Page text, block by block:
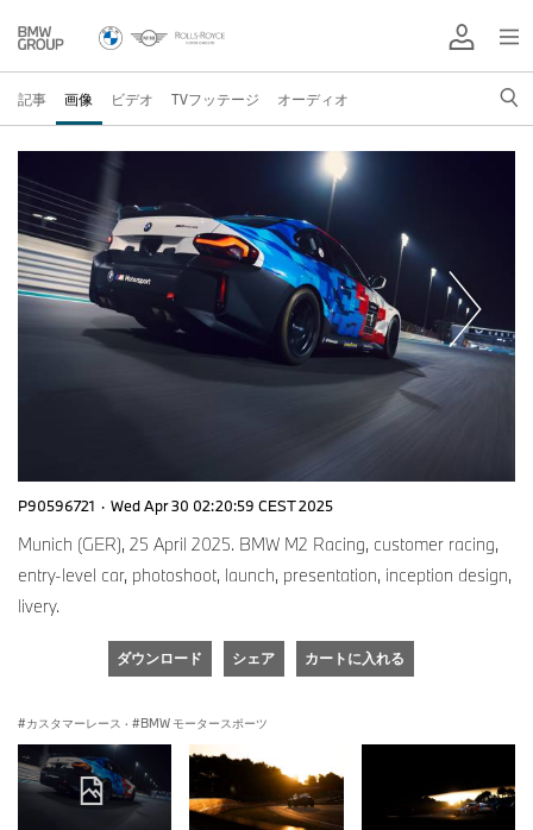
記事 画像 ビデオ TVフッテージ オーディオ
P90596721 · Wed Apr 30 02:20:59 CEST 2025
Munich (GER), 25 April 2025. BMW M2 Racing, customer racing,
entry-level car, photoshoot, launch, presentation, inception design,
livery.
ダウンロード シェア カートに入れる
カスタマーレース · BMW モータースポーツ